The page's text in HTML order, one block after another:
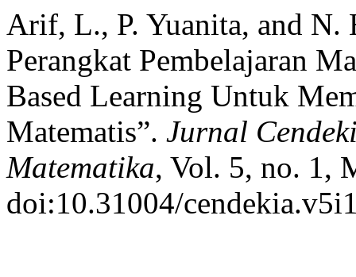
Arif, L., P. Yuanita, and N.
Perangkat Pembelajaran
Based Learning Untuk
Matematis”. Jurnal
Matematika, Vol. 5, no. 1,
doi:10.31004/